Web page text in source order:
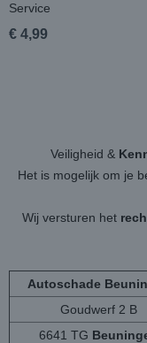
Service
€ 4,99
Veiligheid &
Het is mogelijk om je
Wij versturen het
Autoschade
Goudwerf 2 B
6641 TG